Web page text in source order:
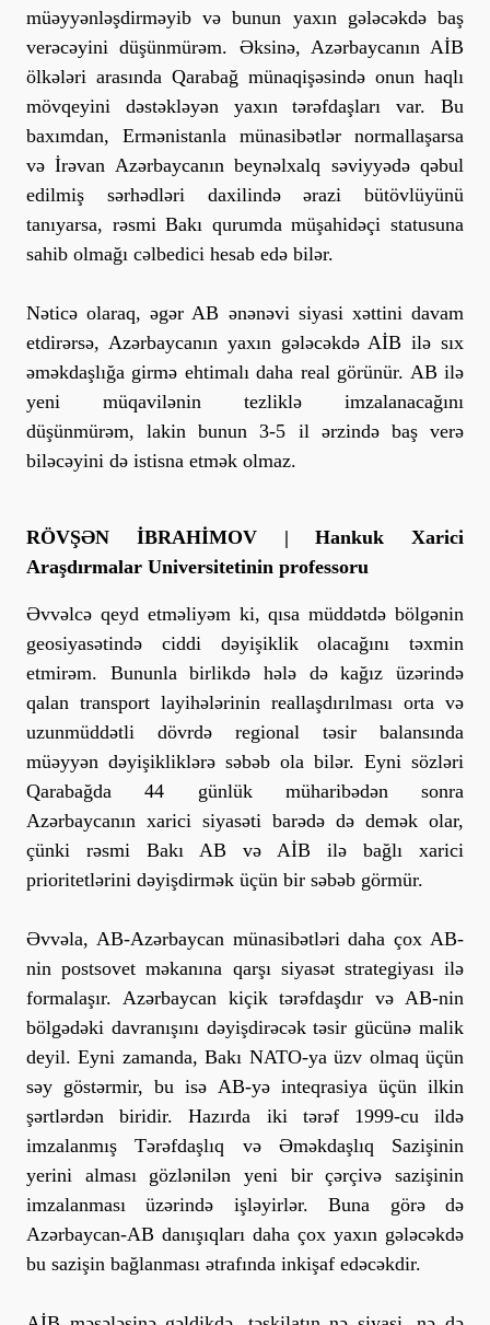
müəyyənləşdirməyib və bunun yaxın gələcəkdə baş
verəcəyini düşünmürəm. Əksinə, Azərbaycanın AİB
ölkələri arasında Qarabağ münaqişəsində onun haqlı
mövqeyini dəstəkləyən yaxın tərəfdaşları var. Bu
baxımdan, Ermənistanla münasibətlər normallaşarsa
və İrəvan Azərbaycanın beynəlxalq səviyyədə qəbul
edilmiş sərhədləri daxilində ərazi bütövlüyünü
tanıyarsa, rəsmi Bakı qurumda müşahidəçi statusuna
sahib olmağı cəlbedici hesab edə bilər.
Nəticə olaraq, əgər AB ənənəvi siyasi xəttini davam
etdirərsə, Azərbaycanın yaxın gələcəkdə AİB ilə sıx
əməkdaşlığa girmə ehtimalı daha real görünür. AB ilə
yeni müqavilənin tezliklə imzalanacağını
düşünmürəm, lakin bunun 3-5 il ərzində baş verə
biləcəyini də istisna etmək olmaz.
RÖVŞƏN İBRAHİMOV | Hankuk Xarici
Araşdırmalar Universitetinin professoru
Əvvəlcə qeyd etməliyəm ki, qısa müddətdə bölgənin
geosiyasətində ciddi dəyişiklik olacağını təxmin
etmirəm. Bununla birlikdə hələ də kağız üzərində
qalan transport layihələrinin reallaşdırılması orta və
uzunmüddətli dövrdə regional təsir balansında
müəyyən dəyişikliklərə səbəb ola bilər. Eyni sözləri
Qarabağda 44 günlük müharibədən sonra
Azərbaycanın xarici siyasəti barədə də demək olar,
çünki rəsmi Bakı AB və AİB ilə bağlı xarici
prioritetlərini dəyişdirmək üçün bir səbəb görmür.
Əvvəla, AB-Azərbaycan münasibətləri daha çox AB-
nin postsovet məkanına qarşı siyasət strategiyası ilə
formalaşır. Azərbaycan kiçik tərəfdaşdır və AB-nin
bölgədəki davranışını dəyişdirəcək təsir gücünə malik
deyil. Eyni zamanda, Bakı NATO-ya üzv olmaq üçün
səy göstərmir, bu isə AB-yə inteqrasiya üçün ilkin
şərtlərdən biridir. Hazırda iki tərəf 1999-cu ildə
imzalanmış Tərəfdaşlıq və Əməkdaşlıq Sazişinin
yerini alması gözlənilən yeni bir çərçivə sazişinin
imzalanması üzərində işləyirlər. Buna görə də
Azərbaycan-AB danışıqları daha çox yaxın gələcəkdə
bu sazişin bağlanması ətrafında inkişaf edəcəkdir.